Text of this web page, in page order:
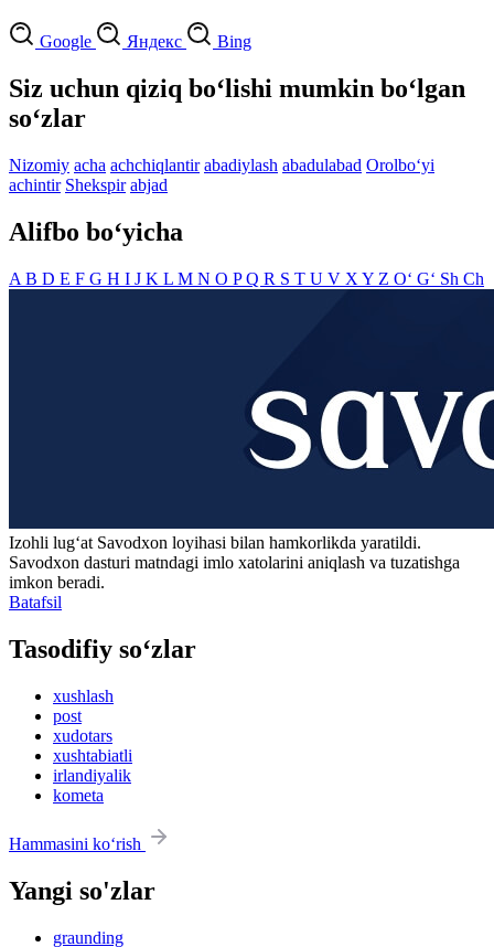
Google Яндекс Bing
Siz uchun qiziq bo‘lishi mumkin bo‘lgan
so‘zlar
Nizomiy acha achchiqlantir abadiylash abadulabad Orolbo‘yi
achintir Shekspir abjad
Alifbo bo‘yicha
A B D E F G H I J K L M N O PQ R S T U V X Y Z O‘ G‘ Sh Ch
Izohli lugʻat Savodxon loyihasi bilan hamkorlikda yaratildi.
Savodxon dasturi matndagi imlo xatolarini aniqlash va tuzatishga
imkon beradi.
Batafsil
Tasodifiy so‘zlar
xushlash
post
xudotars
xushtabiatli
irlandiyalik
kometa
Hammasini ko‘rish
Yangi so'zlar
graunding